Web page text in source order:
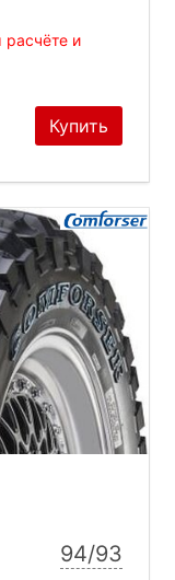
и
Купить
94/93